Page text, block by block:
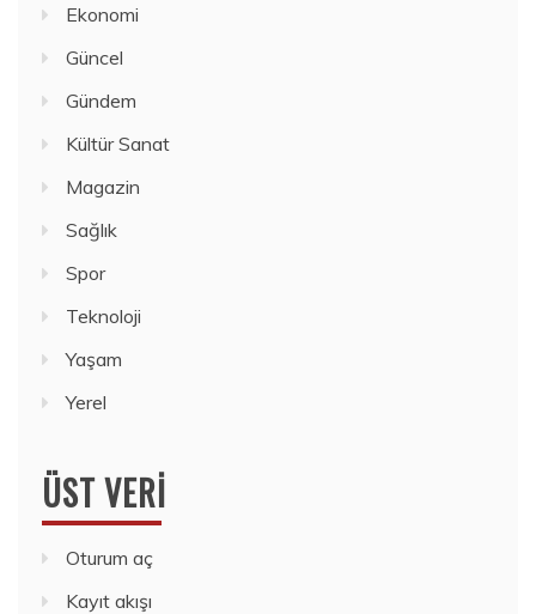
Ekonomi
Güncel
Gündem
Kültür Sanat
Magazin
Sağlık
Spor
Teknoloji
Yaşam
Yerel
ÜST VERI
Oturum aç
Kayıt akışı